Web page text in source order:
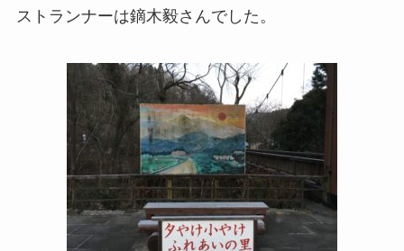
ストランナーは鏑木毅さんでした。